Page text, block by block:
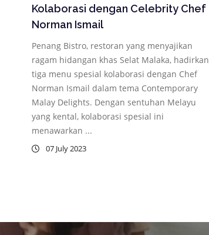
Kolaborasi dengan Celebrity Chef
Norman Ismail
Penang Bistro, restoran yang menyajikan
ragam hidangan khas Selat Malaka, hadirkan
tiga menu spesial kolaborasi dengan Chef
Norman Ismail dalam tema Contemporary
Malay Delights. Dengan sentuhan Melayu
yang kental, kolaborasi spesial ini
menawarkan ...
07 July 2023